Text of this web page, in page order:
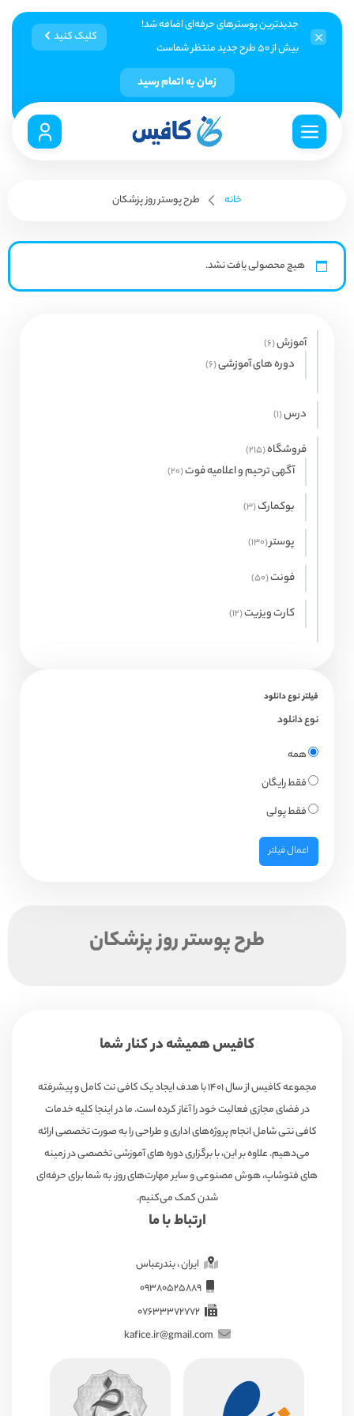
جدیدترین پوسترهای حرفه‌ای اضافه شد!
بیش از ۵۰ طرح جدید منتظر شماست
کلیک کنید
زمان به اتمام رسید
خانه طرح پوستر روز پزشکان
هیچ محصولی یافت نشد.
آموزش 6
6
محصول
دوره های آموزشی 6
6
درس 1
1
فروشگاه 215
215
محصول
آگهی ترحیم و اعلامیه فوت 20
20
بوکمارک 3
3
پوستر 130
130
فونت 50
50
کارت ویزیت 12
12
فیلتر نوع دانلود
نوع دانلود
همه
فقط رایگان
فقط پولی
اعمال فیلتر
طرح پوستر روز پزشکان
کافیس همیشه در کنار شما
مجموعه کافیس از سال ۱۴۰۱ با هدف ایجاد یک کافی نت کامل و پیشرفته
در فضای مجازی فعالیت خود را آغاز کرده است. ما در اینجا کلیه خدمات
کافی نتی شامل انجام پروژه‌های اداری و طراحی را به صورت تخصصی ارائه
می‌دهیم. علاوه بر این، با برگزاری دوره های آموزشی تخصصی در زمینه
های فتوشاپ، هوش مصنوعی و سایر مهارت‌های روز، به شما برای حرفه‌ای
شدن کمک می‌کنیم.
ارتباط با ما
ایران ، بندرعباس
07633372772